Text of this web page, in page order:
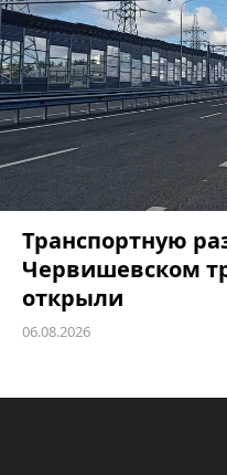
Транспортную
Червишевском
открыли
06.08.2026